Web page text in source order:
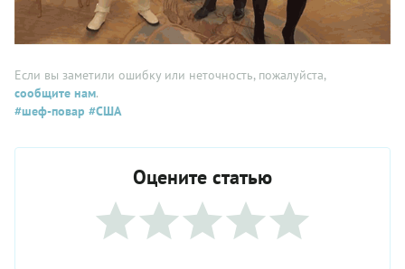
Если вы заметили ошибку или неточность, пожалуйста,
сообщите нам.
#шеф-повар #США
Оцените статью